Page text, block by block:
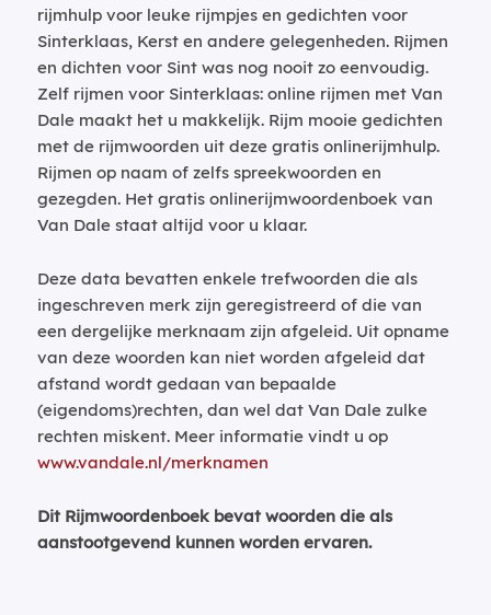
rijmhulp voor leuke rijmpjes en gedichten voor
Sinterklaas, Kerst en andere gelegenheden. Rijmen
en dichten voor Sint was nog nooit zo eenvoudig.
Zelf rijmen voor Sinterklaas: online rijmen met Van
Dale maakt het u makkelijk. Rijm mooie gedichten
met de rijmwoorden uit deze gratis onlinerijmhulp.
Rijmen op naam of zelfs spreekwoorden en
gezegden. Het gratis onlinerijmwoordenboek van
Van Dale staat altijd voor u klaar.
Deze data bevatten enkele trefwoorden die als
ingeschreven merk zijn geregistreerd of die van
een dergelijke merknaam zijn afgeleid. Uit opname
van deze woorden kan niet worden afgeleid dat
afstand wordt gedaan van bepaalde
(eigendoms)rechten, dan wel dat Van Dale zulke
rechten miskent. Meer informatie vindt u op
www.vandale.nl/merknamen
Dit Rijmwoordenboek bevat woorden die als
aanstootgevend kunnen worden ervaren.